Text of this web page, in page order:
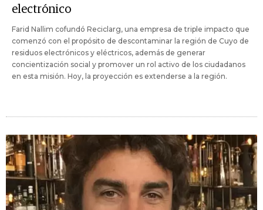
electrónico
Farid Nallim cofundó Reciclarg, una empresa de triple impacto que
comenzó con el propósito de descontaminar la región de Cuyo de
residuos electrónicos y eléctricos, además de generar
concientización social y promover un rol activo de los ciudadanos
en esta misión. Hoy, la proyección es extenderse a la región.